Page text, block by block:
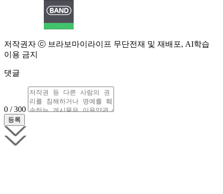
저작권자 ⓒ 브라보마이라이프 무단전재 및 재배포, AI학습
이용 금지
댓글
0 / 300